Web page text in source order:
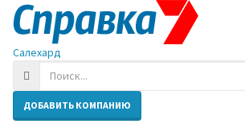
Салехард
ДОБАВИТЬ КОМПАНИЮ